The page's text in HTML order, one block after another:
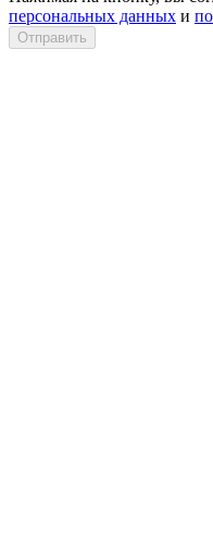
персональных данных и
Отправить